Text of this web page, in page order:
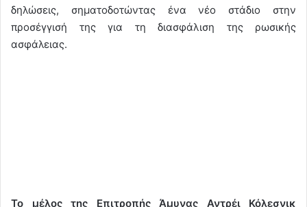
δηλώσεις, σηματοδοτώντας ένα νέο στάδιο στην
προσέγγισή της για τη διασφάλιση της ρωσικής
ασφάλειας.
Το μέλος της Επιτροπής Άμυνας Αντρέι Κόλεσνικ